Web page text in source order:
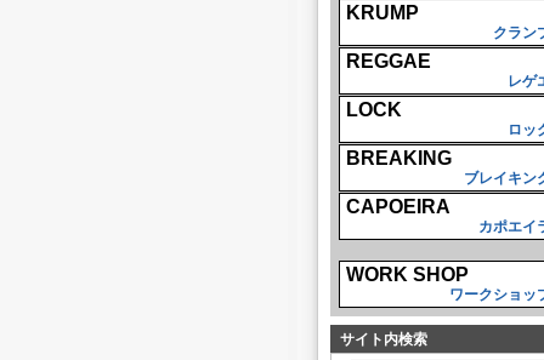
KRUMP
クラン
REGGAE
レゲ
LOCK
ロッ
BREAKING
ブレイキン
CAPOEIRA
カポエイ
WORK SHOP
ワークショッ
サイト内検索